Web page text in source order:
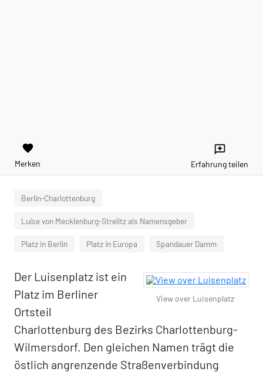
favorite
Merken
reviews
Erfahrung teilen
Berlin-Charlottenburg
Luise von Mecklenburg-Strelitz als Namensgeber
Platz in Berlin Platz in Europa Spandauer Damm
View over Luisenplatz
Der Luisenplatz ist ein
Platz im Berliner
Ortsteil
Charlottenburg des Bezirks Charlottenburg-
Wilmersdorf. Den gleichen Namen trägt die
östlich angrenzende Straßenverbindung